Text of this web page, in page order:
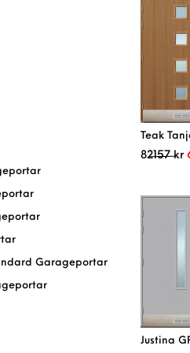
Garageportar
Teak
82157kr
Justina